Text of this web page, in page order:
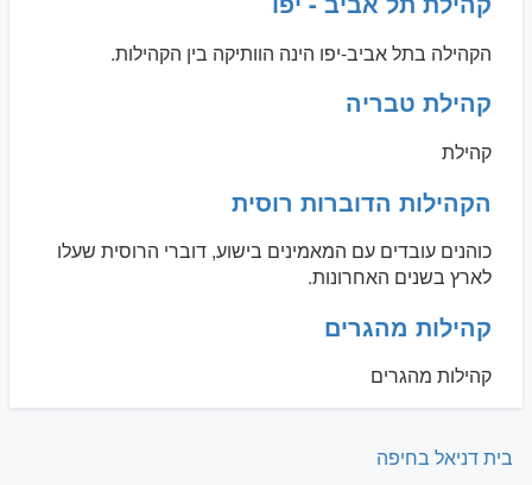
הקהילה בתל אביב-יפו הינה הוותיקה בין הקהילות.
קהילת טבריה
קהילת
הקהילות הדוברות רוסית
כוהנים עובדים עם המאמינים בישוע, דוברי הרוסית שעלו
לארץ בשנים האחרונות.
קהילות מהגרים
קהילות מהגרים
בית דניאל בחיפה